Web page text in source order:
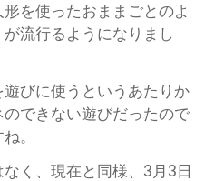
を使ったおままごとのよ
流行るようになりまし
びに使うというあたりか
できない遊びだったので
。
く、現在と同様、3月3日